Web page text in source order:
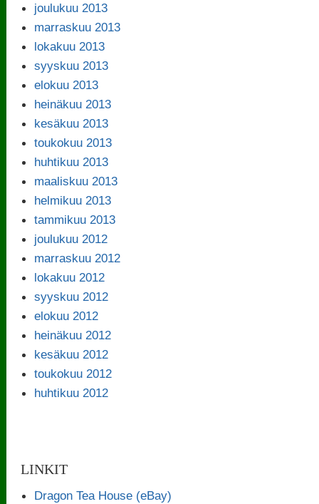
joulukuu 2013
marraskuu 2013
lokakuu 2013
syyskuu 2013
elokuu 2013
heinäkuu 2013
kesäkuu 2013
toukokuu 2013
huhtikuu 2013
maaliskuu 2013
helmikuu 2013
tammikuu 2013
joulukuu 2012
marraskuu 2012
lokakuu 2012
syyskuu 2012
elokuu 2012
heinäkuu 2012
kesäkuu 2012
toukokuu 2012
huhtikuu 2012
LINKIT
Dragon Tea House (eBay)